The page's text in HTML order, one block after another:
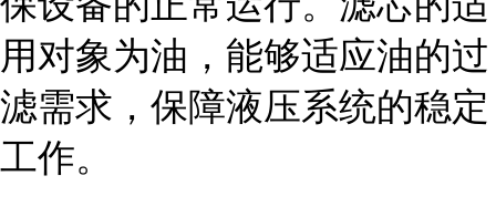
用对象为油，能够适应油的过
滤需求，保障液压系统的稳定
工作。